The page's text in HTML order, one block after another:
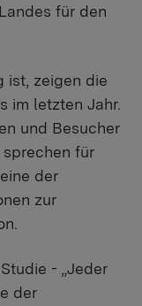
für den
ist, zeigen die
im letzten Jahr.
und Besucher
für
der
zur
- „Jeder
der